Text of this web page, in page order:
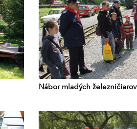
Nábor mladých železničiarov